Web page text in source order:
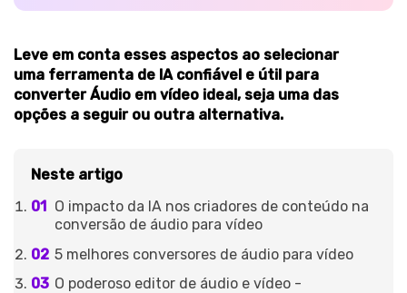
Leve em conta esses aspectos ao selecionar
uma ferramenta de IA confiável e útil para
converter Áudio em vídeo ideal, seja uma das
opções a seguir ou outra alternativa.
Neste artigo
O impacto da IA nos criadores de conteúdo na
conversão de áudio para vídeo
5 melhores conversores de áudio para vídeo
O poderoso editor de áudio e vídeo -